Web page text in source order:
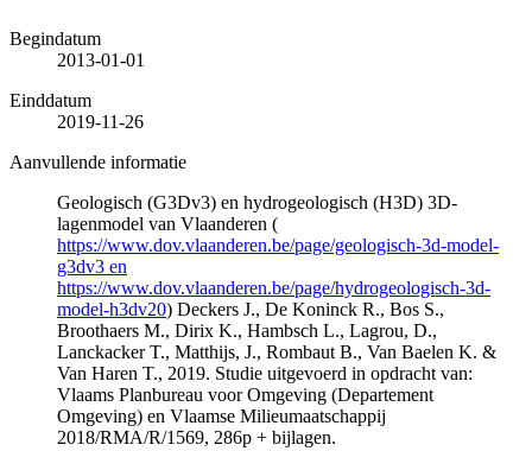
Begindatum
2013-01-01
Einddatum
2019-11-26
Aanvullende informatie
Geologisch (G3Dv3) en hydrogeologisch (H3D) 3D-
lagenmodel van Vlaanderen (
https://www.dov.vlaanderen.be/page/geologisch-3d-model-
g3dv3 en
https://www.dov.vlaanderen.be/page/hydrogeologisch-3d-
model-h3dv20) Deckers J., De Koninck R., Bos S.,
Broothaers M., Dirix K., Hambsch L., Lagrou, D.,
Lanckacker T., Matthijs, J., Rombaut B., Van Baelen K. &
Van Haren T., 2019. Studie uitgevoerd in opdracht van:
Vlaams Planbureau voor Omgeving (Departement
Omgeving) en Vlaamse Milieumaatschappij
2018/RMA/R/1569, 286p + bijlagen.